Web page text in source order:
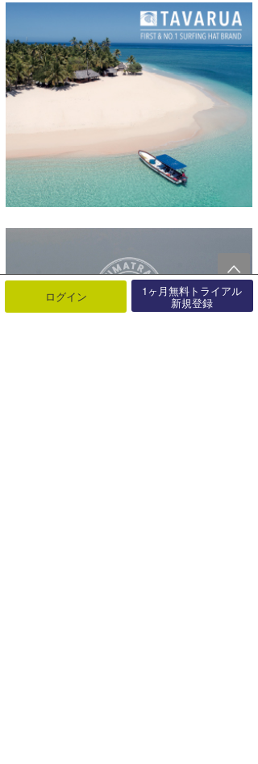
ログイン 1ヶ月無料トライアル
新規登録